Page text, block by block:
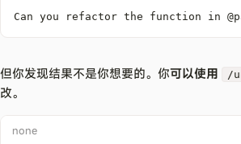
Can you refactor the function in
但你发现结果不是你想要的。你可以使用 /
改。
none